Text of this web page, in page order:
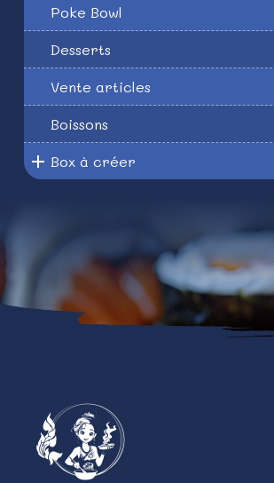
Poke Bowl
Desserts
Vente articles
Boissons
Box à créer